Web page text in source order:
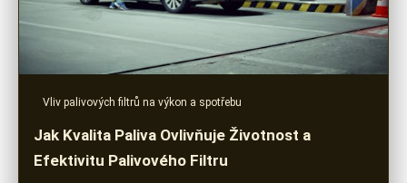
Vliv palivových filtrů na výkon a spotřebu
Jak Kvalita Paliva Ovlivňuje Životnost a
Efektivitu Palivového Filtru